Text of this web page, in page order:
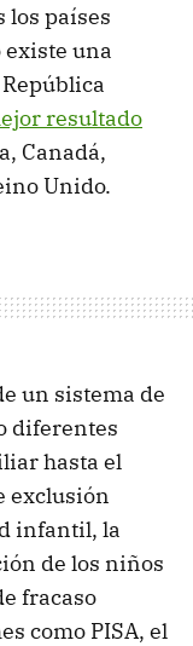
los países
una
resultado
Canadá,
Unido.
un sistema de
diferentes
hasta el
exclusión
infantil, la
de los niños
fracaso
como PISA, el